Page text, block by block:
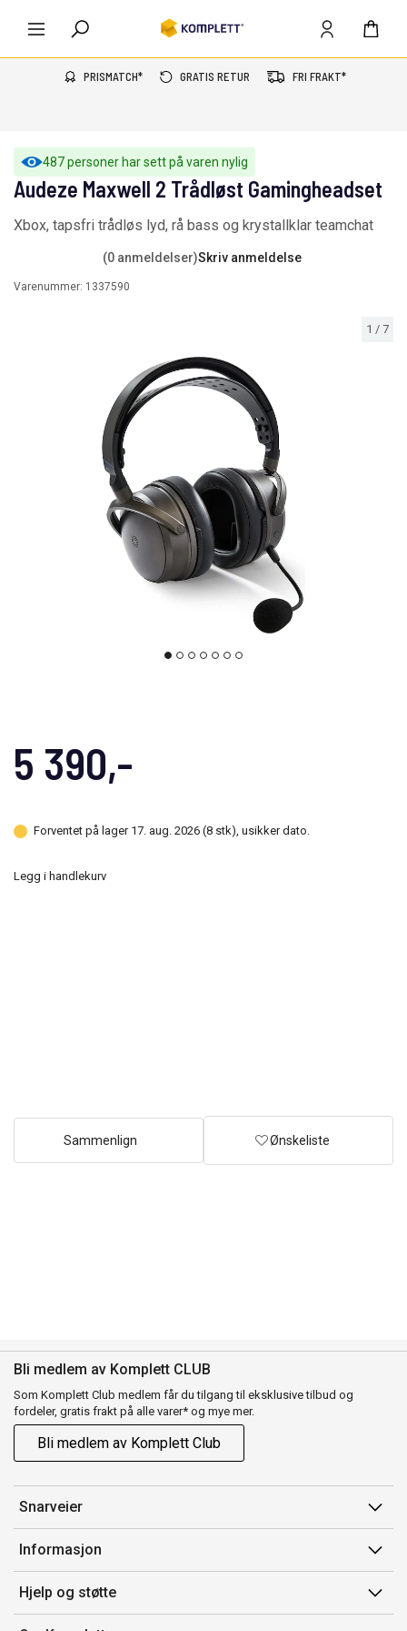
PRISMATCH* GRATIS RETUR FRI FRAKT*
487 personer har sett på varen nylig
1 / 7
Audeze Maxwell 2 Trådløst Gamingheadset
Xbox, tapsfri trådløs lyd, rå bass og krystallklar teamchat
(0 anmeldelser)Skriv anmeldelse
Varenummer: 1337590
5 390,-
Forventet på lager 17. aug. 2026 (8 stk), usikker dato.
Legg i handlekurv
Sammenlign Ønskeliste
Bli medlem av Komplett CLUB
Som Komplett Club medlem får du tilgang til eksklusive tilbud og
fordeler, gratis frakt på alle varer* og mye mer.
Bli medlem av Komplett Club
Snarveier
Min side
Ordreoversikt
Flex
Informasjon
Salgsbetingelser
Medlemsvilkår for Komplett Club
Hjelp og støtte